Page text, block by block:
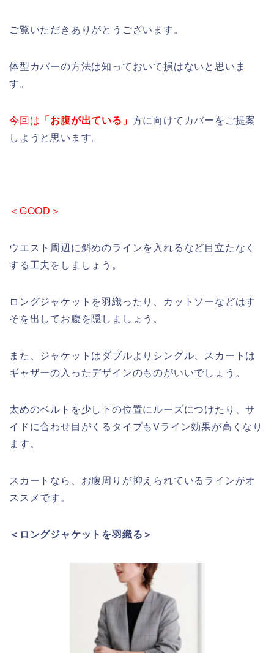
ご覧いただきありがとうございます。
体型カバーの方法は知っておいて損はないと思いま
す。
今回は 「お腹が出ている」 方に向けてカバーをご提案
しようと思います。
＜GOOD＞
ウエスト周辺に斜めのラインを入れるなど目立たなく
する工夫をしましょう。
ロングジャケットを羽織ったり、カットソーなどはす
そを出してお腹を隠しましょう。
また、ジャケットはダブルよりシングル、スカートは
ギャザーの入ったデザインのものがいいでしょう。
太めのベルトを少し下の位置にルーズにつけたり、サ
イドに合わせ目がくるタイプもVライン効果が高くなり
ます。
スカートなら、お腹周りが抑えられているラインがオ
ススメです。
＜ロングジャケットを羽織る＞